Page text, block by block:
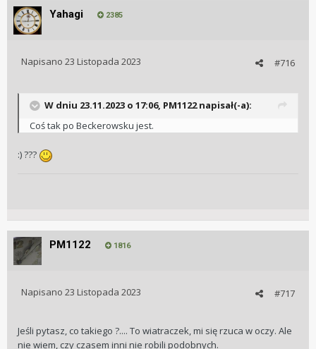
Yahagi 2385
#716
Napisano 23 Listopada 2023
W dniu 23.11.2023 o 17:06, PM1122napisał(-a):
Coś tak po Beckerowsku jest.
:) ???
PM1122 1816
#717
Napisano 23 Listopada 2023
Jeśli pytasz, co takiego ?.... To wiatraczek, mi się rzuca w oczy. Ale
nie wiem, czy czasem inni nie robili podobnych.